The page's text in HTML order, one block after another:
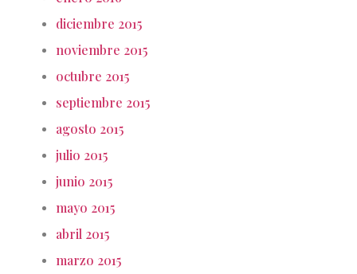
diciembre 2015
noviembre 2015
octubre 2015
septiembre 2015
agosto 2015
julio 2015
junio 2015
mayo 2015
abril 2015
marzo 2015